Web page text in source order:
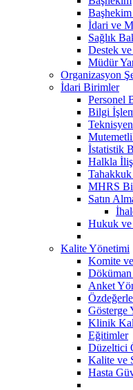
Başhekim
İdari ve
Sağlık
Destek
Müdür
Organizasyon
İdari Birimler
Personel
Bilgi
İstatistik
Halkla
MHRS
Satın
Hukuk
Kalite Yönetimi
Komite
Anket
Gösterge
Klinik
Eğitimler
Düzeltici
Kalite ve
Hasta